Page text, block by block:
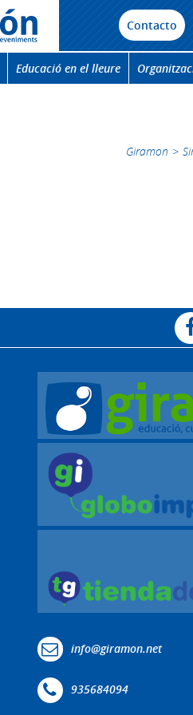
Contacto
Educació en el lleure
Giramon >
info@giramon.net
935684094